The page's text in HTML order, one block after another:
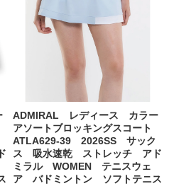
ADMIRAL レディース カラー
アソートブロッキングスコート
ATLA629-39 2026SS サック
ス 吸水速乾 ストレッチ アド
ミラル WOMEN テニスウェ
ア バドミントン ソフトテニス